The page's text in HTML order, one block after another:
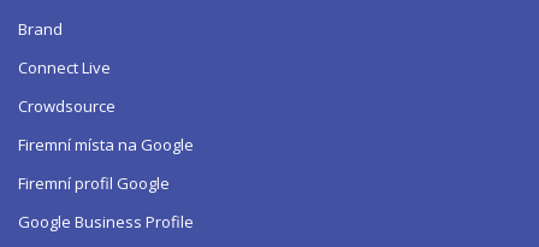
Brand
Connect Live
Crowdsource
Firemní místa na Google
Firemní profil Google
Google Business Profile